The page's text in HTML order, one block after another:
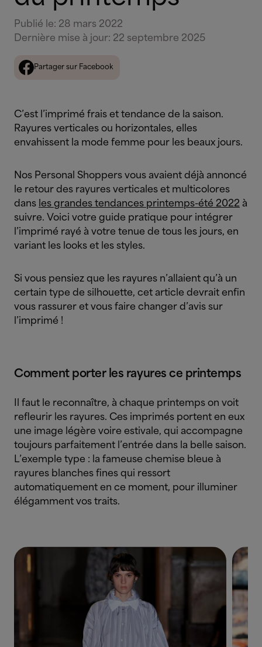
Publié le: 28 mars 2022
Dernière mise à jour: 22 septembre 2025
Partager sur Facebook
C’est l’imprimé frais et tendance de la saison.
Rayures verticales ou horizontales, elles
envahissent la mode femme pour les beaux jours.
Nos Personal Shoppers vous avaient déjà annoncé
le retour des rayures verticales et multicolores
dans les grandes tendances printemps-été 2022 à
suivre. Voici votre guide pratique pour intégrer
l’imprimé rayé à votre tenue de tous les jours, en
variant les looks et les styles.
Si vous pensiez que les rayures n’allaient qu’à un
certain type de silhouette, cet article devrait enfin
vous rassurer et vous faire changer d’avis sur
l’imprimé !
Comment porter les rayures ce printemps
Il faut le reconnaître, à chaque printemps on voit
refleurir les rayures. Ces imprimés portent en eux
une image légère voire estivale, qui accompagne
toujours parfaitement l’entrée dans la belle saison.
L’exemple type : la fameuse chemise bleue à
rayures blanches fines qui ressort
automatiquement en ce moment, pour illuminer
élégamment vos traits.